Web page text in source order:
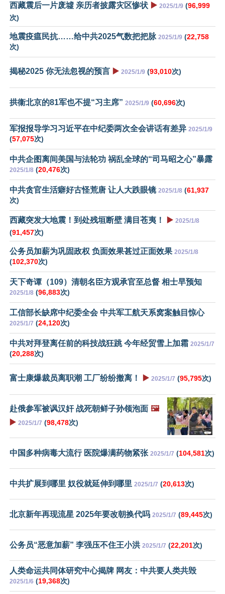
西藏震后一片废墟 亲历者披露灾区惨状 ▶️ 2025/1/9 (96,999
次)
地震疫瘟民抗……给中共2025气数把把脉 2025/1/9 (22,758
次)
揭秘2025 你无法忽视的预言 ▶️ 2025/1/9 (93,010次)
拱衞北京的81军也不提“习主席” 2025/1/9 (60,696次)
军报报导学习习近平在中纪委两次全会讲话有差异 2025/1/9
(57,075次)
中共企图离间美国与法轮功 祸乱全球的“司马昭之心”暴露
2025/1/8 (20,476次)
中共贪官生活癖好古怪荒唐 让人大跌眼镜 2025/1/8 (61,937
次)
西藏突发大地震！到处残垣断壁 满目苍夷！ ▶️ 2025/1/8
(91,457次)
公务员加薪为巩固政权 负面效果甚过正面效果 2025/1/8
(102,370次)
天下奇谭（109）清朝名臣方观承官至总督 相士早预知
2025/1/8 (96,883次)
工信部长缺席中纪委全会 中共军工航天系窝案触目惊心
2025/1/7 (24,120次)
中共对拜登离任前的科技战狂跳 今年经贸雪上加霜 2025/1/7
(20,288次)
富士康爆裁员离职潮 工厂纷纷撤离！ ▶️ 2025/1/7 (95,795次)
赴俄参军被讽汉奸 战死朝鲜子孙领泡面 🖼️
▶️ 2025/1/7 (98,478次)
中国多种病毒大流行 医院爆满药物紧张 2025/1/7 (104,581次)
中共扩展到哪里 奴役就延伸到哪里 2025/1/7 (20,613次)
北京新年再现流星 2025年要改朝换代吗 2025/1/7 (89,445次)
公务员“恶意加薪” 李强压不住王小洪 2025/1/7 (22,201次)
人类命运共同体研究中心揭牌 网友：中共要人类共毁
2025/1/6 (19,368次)